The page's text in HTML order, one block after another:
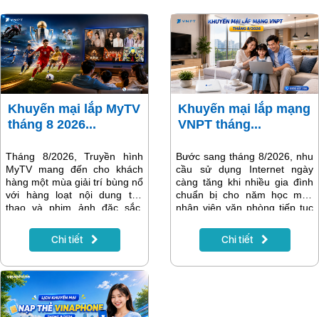
Khuyến mại lắp MyTV
tháng 8 2026...
Tháng 8/2026, Truyền hình
MyTV mang đến cho khách
hàng một mùa giải trí bùng nổ
với hàng loạt nội dung thể
thao và phim ảnh đặc sắc.
vô địch bóng đá Đông Nam Á
ASEAN Hyundai Cup 2026
được người hâm mộ bóng đá
Việt Nam mong chờ nhất
trong năm. Bên cạnh đó là
nhiều giải đấu quốc tế hấp
Chi tiết
Khuyến mại lắp mạng
VNPT tháng...
Bước sang tháng 8/2026, nhu
cầu sử dụng Internet ngày
càng tăng khi nhiều gia đình
chuẩn bị cho năm học mới,
nhân viên văn phòng tiếp tục
thiết bị thông minh trong gia
đình trở nên phổ biến hơn.
Chi tiết